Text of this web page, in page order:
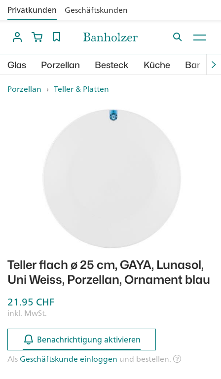
Privatkunden Geschäftskunden
Glas Porzellan Besteck Küche Bar
Porzellan › Teller & Platten
Teller flach ø 25 cm, GAYA, Lunasol,
Uni Weiss, Porzellan, Ornament blau
21.95 CHF
inkl. MwSt.
Benachrichtigung aktivieren
Benachrichtigung aktivieren
AlsGeschäftskunde einloggen und bestellen.